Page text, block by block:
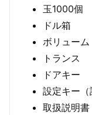
玉1000個
ドル箱
ボリューム
トランス
ドアキー
設定キー（
取扱説明書